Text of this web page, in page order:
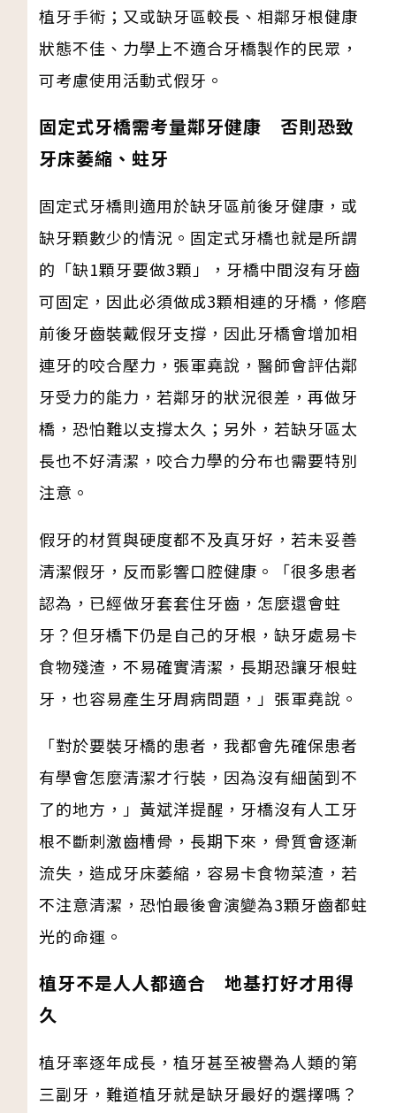
植牙手術；又或缺牙區較長、相鄰牙根健康
狀態不佳、力學上不適合牙橋製作的民眾，
可考慮使用活動式假牙。
固定式牙橋需考量鄰牙健康 否則恐致
牙床萎縮、蛀牙
固定式牙橋則適用於缺牙區前後牙健康，或
缺牙顆數少的情況。固定式牙橋也就是所謂
的「缺1顆牙要做3顆」，牙橋中間沒有牙齒
可固定，因此必須做成3顆相連的牙橋，修磨
前後牙齒裝戴假牙支撐，因此牙橋會增加相
連牙的咬合壓力，張軍堯說，醫師會評估鄰
牙受力的能力，若鄰牙的狀況很差，再做牙
橋，恐怕難以支撐太久；另外，若缺牙區太
長也不好清潔，咬合力學的分布也需要特別
注意。
假牙的材質與硬度都不及真牙好，若未妥善
清潔假牙，反而影響口腔健康。「很多患者
認為，已經做牙套套住牙齒，怎麼還會蛀
牙？但牙橋下仍是自己的牙根，缺牙處易卡
食物殘渣，不易確實清潔，長期恐讓牙根蛀
牙，也容易產生牙周病問題，」張軍堯說。
「對於要裝牙橋的患者，我都會先確保患者
有學會怎麼清潔才行裝，因為沒有細菌到不
了的地方，」黃斌洋提醒，牙橋沒有人工牙
根不斷刺激齒槽骨，長期下來，骨質會逐漸
流失，造成牙床萎縮，容易卡食物菜渣，若
不注意清潔，恐怕最後會演變為3顆牙齒都蛀
光的命運。
植牙不是人人都適合 地基打好才用得
久
植牙率逐年成長，植牙甚至被譽為人類的第
三副牙，難道植牙就是缺牙最好的選擇嗎？